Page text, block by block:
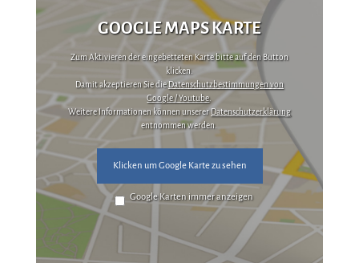
GOOGLE MAPS KARTE
Zum Aktivieren der eingebetteten Karte bitte auf den Button
klicken.
Damit akzeptieren Sie dieDatenschutzbestimmungen von
Google / Youtube.
Weitere Informationen können unsererDatenschutzerklärung
entnommen werden.
Klicken um Google Karte zu sehen
Google Karten immer anzeigen